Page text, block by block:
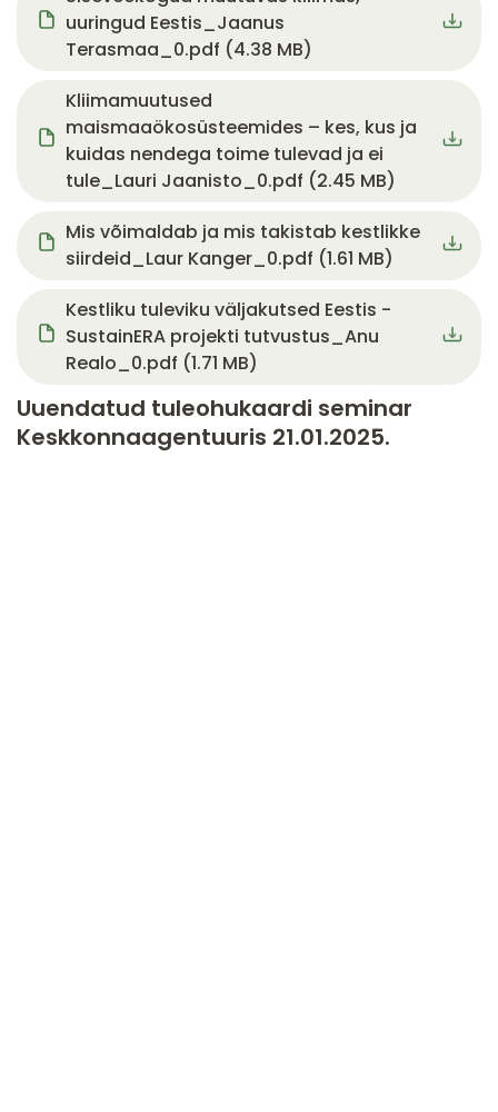
uuringud Eestis_Jaanus
Terasmaa_0.pdf (4.38 MB)
Document
Kliimamuutused
maismaaökosüsteemides – kes, kus ja
kuidas nendega toime tulevad ja ei
tule_Lauri Jaanisto_0.pdf (2.45 MB)
Document
Mis võimaldab ja mis takistab kestlikke
siirdeid_Laur Kanger_0.pdf (1.61 MB)
Document
Kestliku tuleviku väljakutsed Eestis -
SustainERA projekti tutvustus_Anu
Realo_0.pdf (1.71 MB)
Uuendatud tuleohukaardi seminar
Keskkonnaagentuuris 21.01.2025.